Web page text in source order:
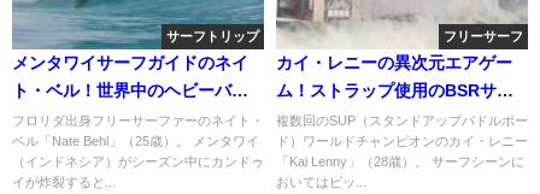
サーフトリップ
メンタワイサーフガイドのネイ
ト・ベル！世界中のヘビーバレ
ル動画
フロリダ出身フリーサーファーのネイト・
ベル「Nate Behl」（25歳）。 メンタワイ
（インドネシア）がシーズン中にカンドゥ
イが炸裂すると...
フリーサーフ
カイ・レニーの異次元エアゲー
ム！ストラップ使用のBSRサー
フリゾート動画
複数回のSUP（スタンドアップパドルボー
ド）ワールドチャンピオンのカイ・レニー
「Kai Lenny」（28歳）。 サーフシーンに
おいてはビッ...